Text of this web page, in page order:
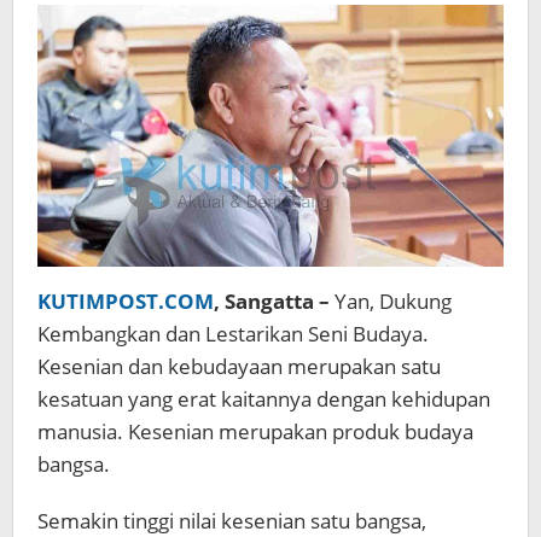
KUTIMPOST.COM, Sangatta – Yan, Dukung
Kembangkan dan Lestarikan Seni Budaya.
Kesenian dan kebudayaan merupakan satu
kesatuan yang erat kaitannya dengan kehidupan
manusia. Kesenian merupakan produk budaya
bangsa.
Semakin tinggi nilai kesenian satu bangsa,